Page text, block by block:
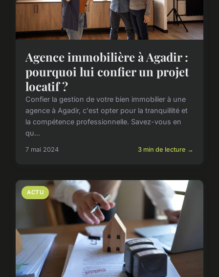
Agence immobilière à Agadir :
pourquoi lui confier un projet
locatif ?
Confier la gestion de votre bien immobilier à une
agence à Agadir, c'est opter pour la tranquillité et
la compétence professionnelle. Savez-vous en
qu...
7 mai 2024 3 min de lecture →
ACTU